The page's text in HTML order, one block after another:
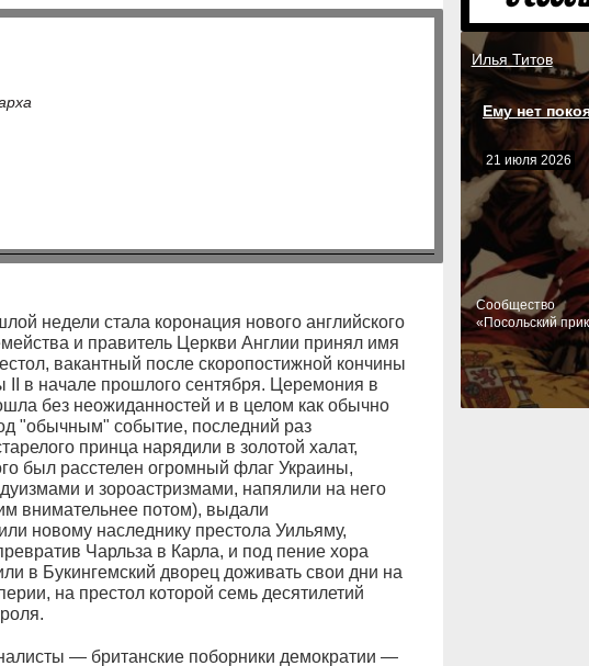
недели стала коронация нового английского
и правитель Церкви Англии принял имя
вакантный после скоропостижной кончины
II в начале прошлого сентября. Церемония в
без неожиданностей и в целом как обычно
"обычным" событие, последний раз
принца нарядили в золотой халат,
был расстелен огромный флаг Украины,
и зороастризмами, напялили на него
внимательнее потом), выдали
новому наследнику престола Уильяму,
Чарльза в Карла, и под пение хора
в Букингемский дворец доживать свои дни на
на престол которой семь десятилетий
— британские поборники демократии —
Илья Титов
Ему нет
21 июля 2026
Cообщество
«Посольский